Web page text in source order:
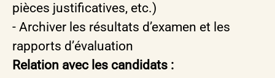
pièces justificatives, etc.)
- Archiver les résultats d’examen et les
rapports d’évaluation
Relation avec les candidats :